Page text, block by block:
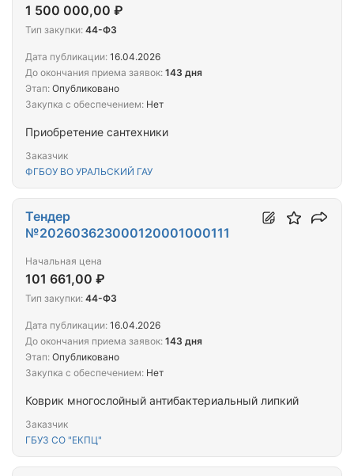
Приобретение сантехники
Заказчик
ФГБОУ ВО УРАЛЬСКИЙ ГАУ
1 500 000,00 ₽
Тип закупки: 44-ФЗ
Дата публикации: 16.04.2026
До окончания приема заявок: 143 дня
Этап: Опубликовано
Закупка с обеспечением: Нет
Коврик многослойный антибактериальный липкий
Заказчик
ГБУЗ СО "ЕКПЦ"
Тендер
№202603623000120001000111
Начальная цена
101 661,00 ₽
Тип закупки: 44-ФЗ
Дата публикации: 16.04.2026
До окончания приема заявок: 143 дня
Этап: Опубликовано
Закупка с обеспечением: Нет